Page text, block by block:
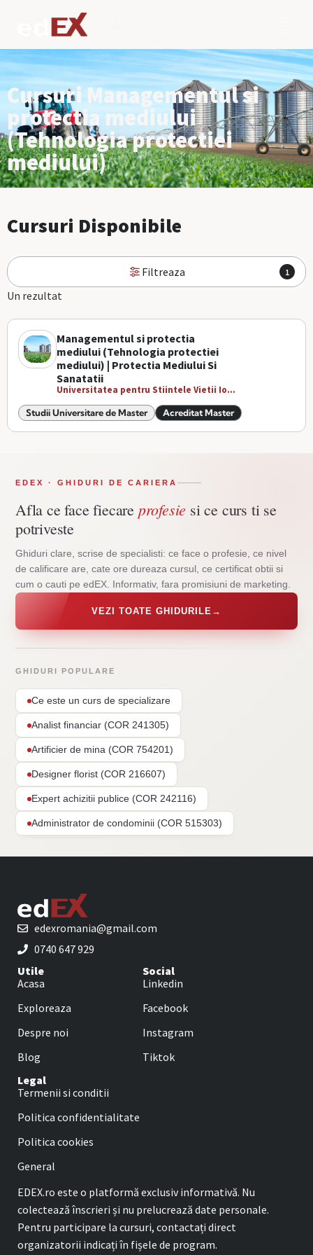
Cursuri Managementul si
protectia mediului
(Tehnologia protectiei
mediului)
Cursuri Disponibile
Filtreaza 1
Un rezultat
Managementul si protectia
mediului (Tehnologia protectiei
mediului) | Protectia Mediului Si
Sanatatii
Universitatea pentru Stiintele Vietii Io...
Studii Universitare de Master Acreditat Master
EDEX · GHIDURI DE CARIERA
Afla ce face fiecare profesie si ce curs ti se
potriveste
Ghiduri clare, scrise de specialisti: ce face o profesie, ce nivel
de calificare are, cate ore dureaza cursul, ce certificat obtii si
cum o cauti pe edEX. Informativ, fara promisiuni de marketing.
VEZI TOATE GHIDURILE →
GHIDURI POPULARE
Ce este un curs de specializare
Analist financiar (COR 241305)
Artificier de mina (COR 754201)
Designer florist (COR 216607)
Expert achizitii publice (COR 242116)
Administrator de condominii (COR 515303)
edexromania@gmail.com
0740 647 929
Utile
Acasa
Exploreaza
Despre noi
Blog
Social
Linkedin
Facebook
Instagram
Tiktok
Legal
Termenii si conditii
Politica confidentialitate
Politica cookies
General
EDEX.ro este o platformă exclusiv informativă. Nu
colectează înscrieri și nu prelucrează date personale.
Pentru participare la cursuri, contactați direct
organizatorii indicați în fișele de program.